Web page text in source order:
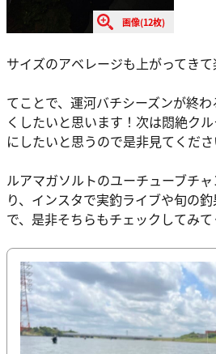
画像(12枚)
サイズのアベレージも上がってきて
てことで、運河バチシーズンが終
くしたいと思います！次は悶絶ク
にしたいと思うので是非見てくださ
ルアマガソルトのユーチューブチ
り、インスタで実釣ライブや旬の
で、是非そちらもチェックしてみて